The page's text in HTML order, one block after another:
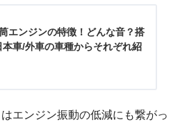
エンジンの特徴！どんな音？搭
本車/外車の車種からそれぞれ紹
エンジン振動の低減にも繋がっ